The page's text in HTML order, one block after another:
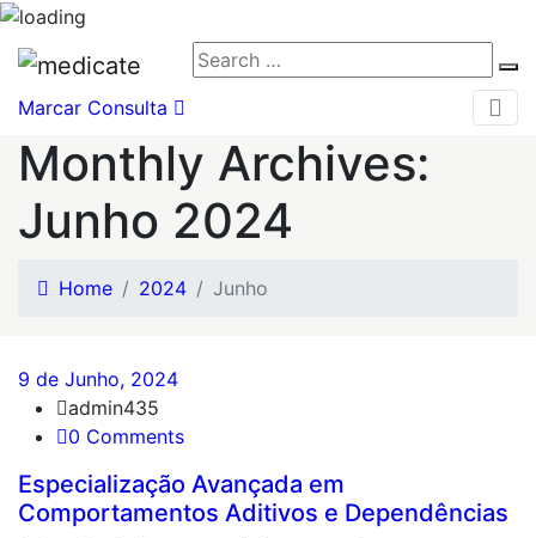
Search
for:
Marcar Consulta
Monthly Archives:
Junho 2024
Home 2024 Junho
9 de Junho, 2024
admin435
0 Comments
Especialização Avançada em
Comportamentos Aditivos e Dependências